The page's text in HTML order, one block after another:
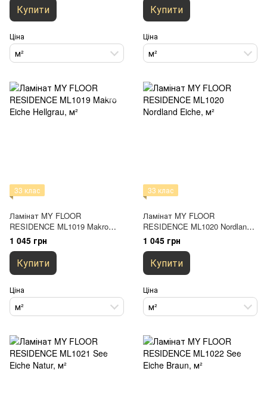
Купити
Ціна
м²
Купити
Ціна
м²
33 клас
Ламінат MY FLOOR
RESIDENCE ML1019 Makro
Eiche Hellgrau
1 045 грн
Купити
Ціна
м²
33 клас
Ламінат MY FLOOR
RESIDENCE ML1020 Nordland
Eiche
1 045 грн
Купити
Ціна
м²